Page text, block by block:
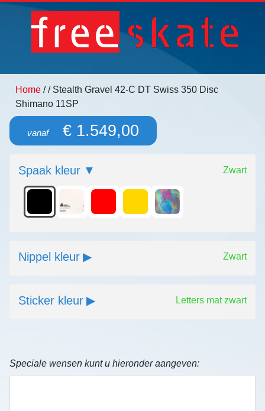
Home // Stealth Gravel 42-C DT Swiss 350 Disc
Shimano 11SP
vanaf€ 1.549,00
Spaak kleur Zwart
Nippel kleur Zwart
Sticker kleur Letters mat zwart
Speciale wensen kunt u hieronder aangeven: